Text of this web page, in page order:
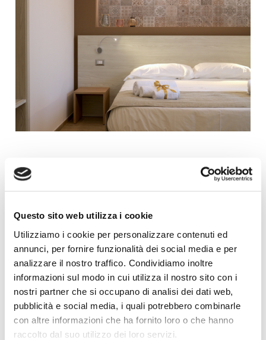
Questo sito web utilizza i cookie
Utilizziamo i cookie per personalizzare contenuti ed
annunci, per fornire funzionalità dei social media e per
analizzare il nostro traffico. Condividiamo inoltre
informazioni sul modo in cui utilizza il nostro sito con i
nostri partner che si occupano di analisi dei dati web,
pubblicità e social media, i quali potrebbero combinarle
con altre informazioni che ha fornito loro o che hanno
raccolto dal suo utilizzo dei loro servizi.